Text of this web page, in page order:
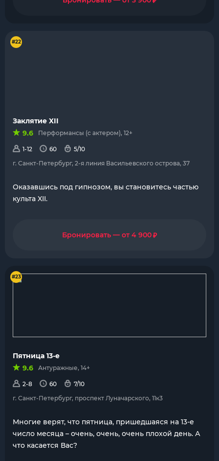
#22
Заклятие XII
9.6
Перформансы (с актером), 12+
1-12 60
5/10
г. Санкт-Петербург, 2-я линия Васильевского острова, 37
Оказавшись под гипнозом, вы становитесь частью
культа XII.
Бронировать — от 4 900₽
#23
Пятница 13-е
9.6
Антуражные, 14+
2-8 60
7/10
г. Санкт-Петербург, проспект Луначарского, 11к3
Многие верят, что пятница, пришедшаяся на 13-е
число месяца – очень, очень, очень плохой день. А
что касается Вас?